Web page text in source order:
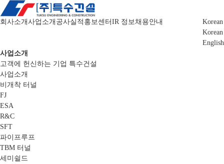
회사소개 사업소개 공사실적 홍보센터 IR 정보채용안내
Korean
Korean
English
사업소개
고객에 헌신하는 기업 특수건설
사업소개
비개착 터널
FJ
ESA
R&C
SFT
파이프루프
TBM 터널
세미쉴드